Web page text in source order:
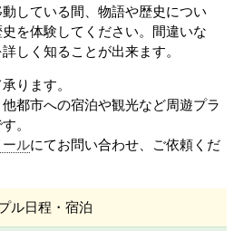
している間、物語や歴史につい
を体験してください。間違いな
しく知ることが出来ます。
ります。
都市への宿泊や観光など周遊プラ
ールにてお問い合わせ、ご依頼くだ
ル日程・宿泊